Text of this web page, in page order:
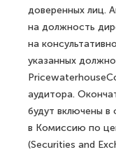
доверенных лиц.
на должность
на
указанных
аудитора.
будут включены
в Комиссию по
(Securities and